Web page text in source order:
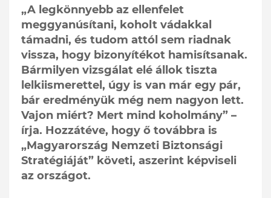
„A legkönnyebb az ellenfelet
meggyanúsítani, koholt vádakkal
támadni, és tudom attól sem riadnak
vissza, hogy bizonyítékot hamisítsanak.
Bármilyen vizsgálat elé állok tiszta
lelkiismerettel, úgy is van már egy pár,
bár eredményük még nem nagyon lett.
Vajon miért? Mert mind koholmány” –
írja. Hozzátéve, hogy ő továbbra is
„Magyarország Nemzeti Biztonsági
Stratégiáját” követi, aszerint képviseli
az országot.